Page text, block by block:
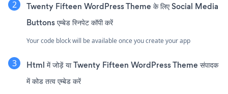
Twenty Fifteen WordPress Theme के लिए Social Media
Buttons एम्बेड स्निपेट कॉपी करें
Your code block will be available once you create your app
Html में जोड़ें या Twenty Fifteen WordPress Theme संपादक
में कोड तत्व एम्बेड करें